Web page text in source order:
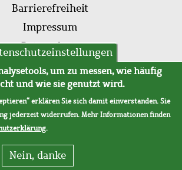
Barrierefreiheit
Impressum
Datenschutz
AVBum zu messen, wie häufig
und wie sie genutzt wird.
erklären Sie sich damit einverstanden. Sie
jederzeit widerrufen. Mehr Informationen finden
.
Nein, danke